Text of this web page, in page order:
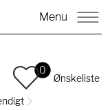
Menu
0
Ønskeliste